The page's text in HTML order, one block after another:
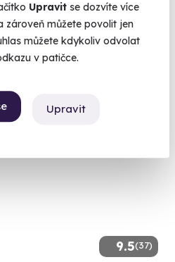
Upravit se dozvíte více
zároveň můžete povolit jen
můžete kdykoliv odvolat
v patičce.
Upravit
9.5(37)